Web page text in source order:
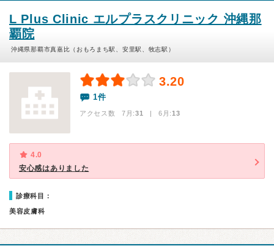
L Plus Clinic エルプラスクリニック 沖縄那
覇院
沖縄県那覇市真嘉比（おもろまち駅、安里駅、牧志駅）
3.20
1件
アクセス数 7月:31 | 6月:13
4.0
安心感はありました
診療科目：
美容皮膚科